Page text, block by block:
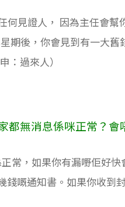
見證人， 因為主任會
期後，你會見到有一大
：過來人）
都無消息係咪正常？會
常，如果你有漏嘢佢好快
嘅通知書。如果你收到